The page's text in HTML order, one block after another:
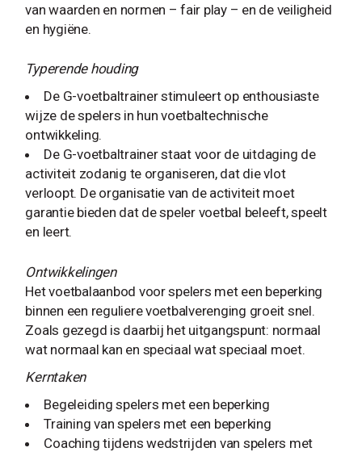
van waarden en normen – fair play – en de veiligheid
en hygiëne.
Typerende houding
De G-voetbaltrainer stimuleert op enthousiaste
wijze de spelers in hun voetbaltechnische
ontwikkeling.
De G-voetbaltrainer staat voor de uitdaging de
activiteit zodanig te organiseren, dat die vlot
verloopt. De organisatie van de activiteit moet
garantie bieden dat de speler voetbal beleeft, speelt
en leert.
Ontwikkelingen
Het voetbalaanbod voor spelers met een beperking
binnen een reguliere voetbalverenging groeit snel.
Zoals gezegd is daarbij het uitgangspunt: normaal
wat normaal kan en speciaal wat speciaal moet.
Kerntaken
Begeleiding spelers met een beperking
Training van spelers met een beperking
Coaching tijdens wedstrijden van spelers met